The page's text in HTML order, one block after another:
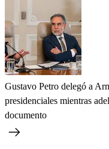
Gustavo Petro delegó a
presidenciales mientras
documento